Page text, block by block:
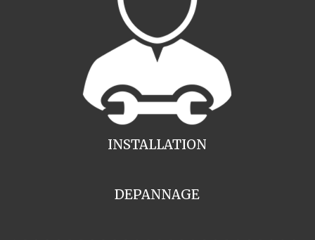
INSTALLATION
DEPANNAGE